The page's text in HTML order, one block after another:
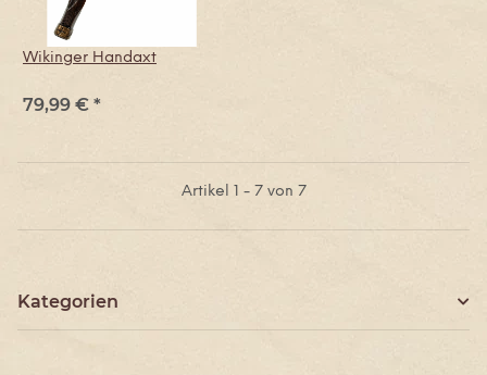
Wikinger Handaxt
79,99 € *
Artikel 1 - 7 von 7
Kategorien